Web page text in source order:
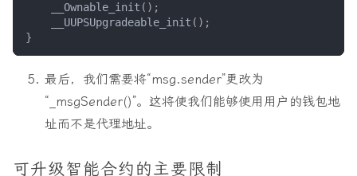
__Ownable_init ();
__UUPSUpgradeable_init ();
}
最后，我们需要将“msg.sender”更改为
“_msgSender()”。这将使我们能够使用用户的钱包地
址而不是代理地址。
可升级智能合约的主要限制